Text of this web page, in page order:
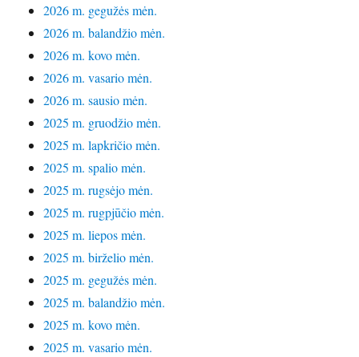
2026 m. gegužės mėn.
2026 m. balandžio mėn.
2026 m. kovo mėn.
2026 m. vasario mėn.
2026 m. sausio mėn.
2025 m. gruodžio mėn.
2025 m. lapkričio mėn.
2025 m. spalio mėn.
2025 m. rugsėjo mėn.
2025 m. rugpjūčio mėn.
2025 m. liepos mėn.
2025 m. birželio mėn.
2025 m. gegužės mėn.
2025 m. balandžio mėn.
2025 m. kovo mėn.
2025 m. vasario mėn.